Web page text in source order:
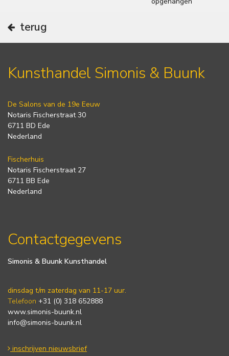
terug
Kunsthandel Simonis & Buunk
De Salons van de 19e Eeuw
Notaris Fischerstraat 30
6711 BD Ede
Nederland
Fischerhuis
Notaris Fischerstraat 27
6711 BB Ede
Nederland
Contactgegevens
Simonis & Buunk Kunsthandel
dinsdag t/m zaterdag van 11-17 uur.
Telefoon +31 (0) 318 652888
www.simonis-buunk.nl
info@simonis-buunk.nl
inschrijven nieuwsbrief